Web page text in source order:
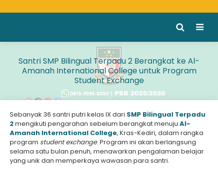
Santri SMP Bilingual Terpadu 2 Berangkat ke Al-
Amanah International College untuk Program
Student Exchange
Sebanyak 36 santri putri kelas IX dari SMP Bilingual Terpadu
2mengikuti pengarahan sebelum berangkat menuju Al-
Amanah International College, Kras-Kediri, dalam rangka
program student exchange. Program ini akan berlangsung
selama satu bulan penuh, menawarkan pengalaman belajar
yang unik dan memperkaya wawasan para santri.